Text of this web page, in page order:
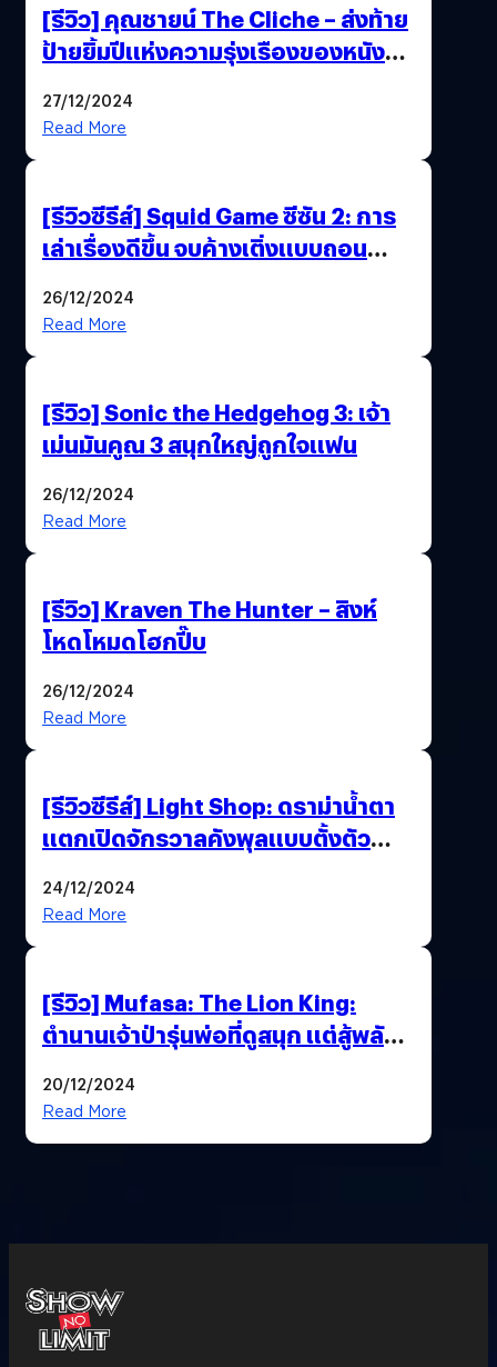
[รีวิว] คุณชายน์ The Cliche – ส่งท้าย
ป้ายยิ้มปีแห่งความรุ่งเรืองของหนัง
27/12/2024
Read More
[รีวิวซีรีส์] Squid Game ซีซัน 2: การ
เล่าเรื่องดีขึ้น จบค้างเติ่งแบบถอน
26/12/2024
Read More
[รีวิว] Sonic the Hedgehog 3: เจ้า
เม่นมันคูณ 3 สนุกใหญ่ถูกใจแฟน
26/12/2024
Read More
[รีวิว] Kraven The Hunter – สิงห์
โหดโหมดโฮกปี๊บ
26/12/2024
Read More
[รีวิวซีรีส์] Light Shop: ดราม่าน้ำตา
แตกเปิดจักรวาลคังพุลแบบตั้งตัว
24/12/2024
Read More
[รีวิว] Mufasa: The Lion King:
ตำนานเจ้าป่ารุ่นพ่อที่ดูสนุก แต่สู้พลัง
20/12/2024
Read More